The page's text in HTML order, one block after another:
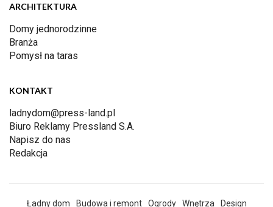
ARCHITEKTURA
Domy jednorodzinne
Branża
Pomysł na taras
KONTAKT
ladnydom@press-land.pl
Biuro Reklamy Pressland S.A.
Napisz do nas
Redakcja
Ładny dom Budowa i remont Ogrody Wnętrza
Design